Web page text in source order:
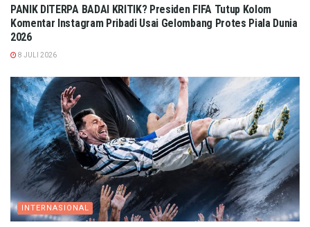
PANIK DITERPA BADAI KRITIK? Presiden FIFA Tutup Kolom
Komentar Instagram Pribadi Usai Gelombang Protes Piala Dunia
2026
8 JULI 2026
INTERNASIONAL